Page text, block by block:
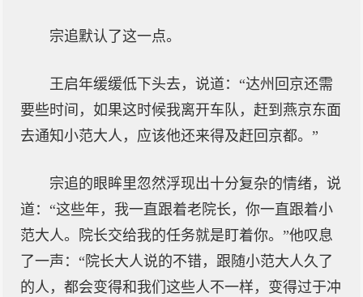
宗追默认了这一点。
王启年缓缓低下头去，说道：“达州回京还需
要些时间，如果这时候我离开车队，赶到燕京东面
去通知小范大人，应该他还来得及赶回京都。”
宗追的眼眸里忽然浮现出十分复杂的情绪，说
道：“这些年，我一直跟着老院长，你一直跟着小
范大人。院长交给我的任务就是盯着你。”他叹息
了一声：“院长大人说的不错，跟随小范大人久了
的人，都会变得和我们这些人不一样，变得过于冲